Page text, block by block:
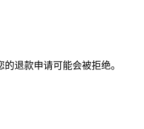
退款申请可能会被拒绝。